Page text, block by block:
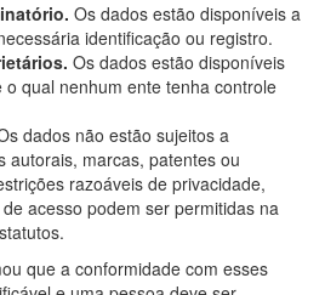
Os dados estão disponíveis a
identificação ou registro.
Os dados estão disponíveis
qual nenhum ente tenha controle
dados não estão sujeitos a
autorais, marcas, patentes ou
razoáveis de privacidade,
acesso podem ser permitidas na
que a conformidade com esses